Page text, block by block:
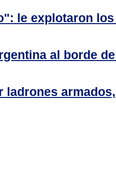
le explotaron
al borde
ladrones